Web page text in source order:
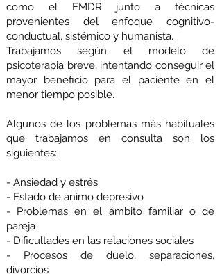
como el EMDR junto a técnicas
provenientes del enfoque cognitivo-
conductual, sistémico y humanista.
Trabajamos según el modelo de
psicoterapia breve, intentando conseguir el
mayor beneficio para el paciente en el
menor tiempo posible.
Algunos de los problemas más habituales
que trabajamos en consulta son los
siguientes:
- Ansiedad y estrés
- Estado de ánimo depresivo
- Problemas en el ámbito familiar o de
pareja
- Dificultades en las relaciones sociales
- Procesos de duelo, separaciones,
divorcios